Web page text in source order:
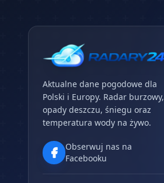
Aktualne dane pogodowe dla
Polski i Europy. Radar burzowy,
opady deszczu, śniegu oraz
temperatura wody na żywo.
Obserwuj nas na
Facebooku